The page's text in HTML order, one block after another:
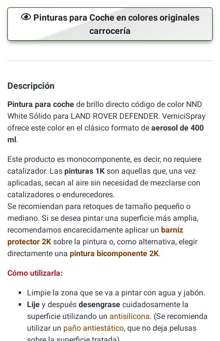
Pinturas para Coche en colores originales
carrocería
Descripción
Pintura para coche de brillo directo código de color NND
White Sólido para LAND ROVER DEFENDER. VerniciSpray
ofrece este color en el clásico formato de aerosol de 400
ml.
Este producto es monocomponente, es decir, no requiere
catalizador. Las pinturas 1K son aquellas que, una vez
aplicadas, secan al aire sin necesidad de mezclarse con
catalizadores o endurecedores.
Se recomiendan para retoques de tamaño pequeño o
mediano. Si se desea pintar una superficie más amplia,
recomendamos encarecidamente aplicar un barniz
protector 2K sobre la pintura o, como alternativa, elegir
directamente una pintura bicomponente 2K.
Cómo utilizarla:
Limpie la zona que se va a pintar con agua y jabón.
Lije y después desengrase cuidadosamente la
superficie utilizando un antisilicona. (Se recomienda
utilizar un paño antiestático, que no deja pelusas